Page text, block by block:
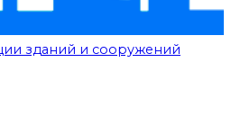
зданий и сооружений